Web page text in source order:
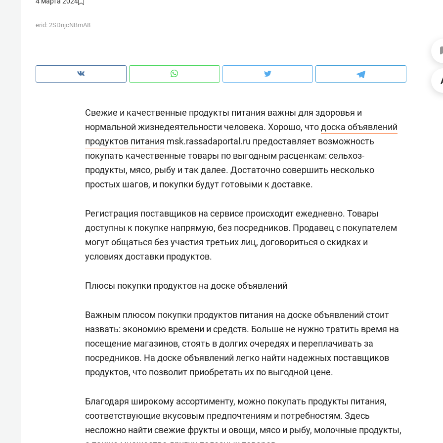
erid: 2SDnjcNBmA8
Свежие и качественные продукты питания важны для здоровья и
нормальной жизнедеятельности человека. Хорошо, чтодоска объявлений
продуктов питания msk.rassadaportal.ru предоставляет возможность
покупать качественные товары по выгодным расценкам: сельхоз-
продукты, мясо, рыбу и так далее. Достаточно совершить несколько
простых шагов, и покупки будут готовыми к доставке.
Регистрация поставщиков на сервисе происходит ежедневно. Товары
доступны к покупке напрямую, без посредников. Продавец с покупателем
могут общаться без участия третьих лиц, договориться о скидках и
условиях доставки продуктов.
Плюсы покупки продуктов на доске объявлений
Важным плюсом покупки продуктов питания на доске объявлений стоит
назвать: экономию времени и средств. Больше не нужно тратить время на
посещение магазинов, стоять в долгих очередях и переплачивать за
посредников. На доске объявлений легко найти надежных поставщиков
продуктов, что позволит приобретать их по выгодной цене.
Благодаря широкому ассортименту, можно покупать продукты питания,
соответствующие вкусовым предпочтениям и потребностям. Здесь
несложно найти свежие фрукты и овощи, мясо и рыбу, молочные продукты,
стал Меккой для любителей
Рекомендуем
когда человек не считает
свою сверхнагрузку
стрессом»
с мебелью за 2
для меня это